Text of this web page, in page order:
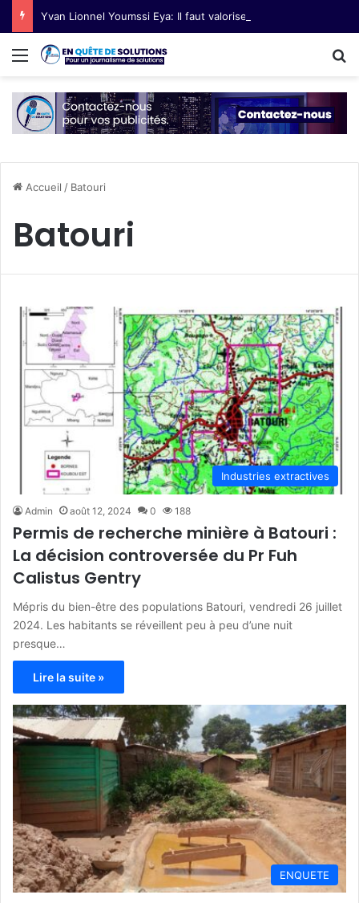
Menu
Accueil / Batouri
Batouri
Industries extractives
Admin août 12, 2024 0 188
Permis de recherche minière à Batouri :
La décision controversée du Pr Fuh
Calistus Gentry
Mépris du bien-être des populations Batouri, vendredi 26 juillet
2024. Les habitants se réveillent peu à peu d’une nuit
presque…
Lire la suite »
ENQUETE